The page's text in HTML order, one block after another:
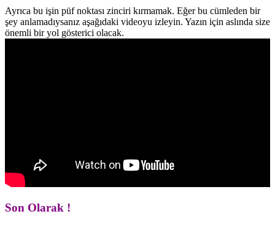
Ayrıca bu işin püf noktası zinciri kırmamak. Eğer bu cümleden bir
şey anlamadıysanız aşağıdaki videoyu izleyin. Yazın için aslında size
önemli bir yol gösterici olacak.
Son Olarak !